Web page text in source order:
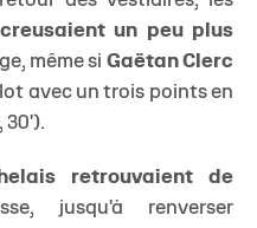
creusaient un peu plus
même si Gaëtan Clerc
avec un trois points en
30').
retrouvaient de
jusqu'à renverser